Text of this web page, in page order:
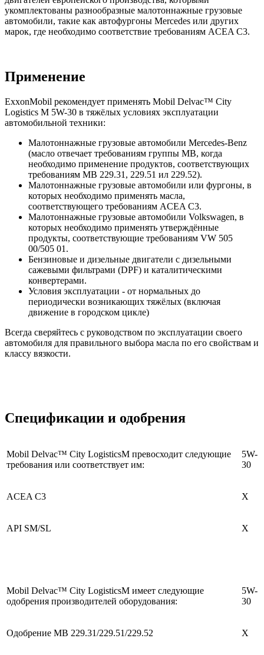
укомплектованы разнообразные малотоннажные грузовые
автомобили, такие как автофургоны Mercedes или других
марок, где необходимо соответствие требованиям ACEA C3.
Применение
ExxonMobil рекомендует применять Mobil Delvac™ City
Logistics M 5W-30 в тяжёлых условиях эксплуатации
автомобильной техники:
Малотоннажные грузовые автомобили Mercedes-Benz
(масло отвечает требованиям группы MB, когда
необходимо применение продуктов, соответствующих
требованиям MB 229.31, 229.51 ил 229.52).
Малотоннажные грузовые автомобили или фургоны, в
которых необходимо применять масла,
соответствующего требованиям ACEA C3.
Малотоннажные грузовые автомобили Volkswagen, в
которых необходимо применять утверждённые
продукты, соответствующие требованиям VW 505
00/505 01.
Бензиновые и дизельные двигатели с дизельными
сажевыми фильтрами (DPF) и каталитическими
конвертерами.
Условия эксплуатации - от нормальных до
периодически возникающих тяжёлых (включая
движение в городском цикле)
Всегда сверяйтесь с руководством по эксплуатации своего
автомобиля для правильного выбора масла по его свойствам и
классу вязкости.
Спецификации и одобрения
Mobil Delvac™ City LogisticsM превосходит следующие
требования или соответствует им:
5W-
30
ACEA C3 X
API SM/SL X
Mobil Delvac™ City LogisticsM имеет следующие
одобрения производителей оборудования:
5W-
30
Одобрение MB 229.31/229.51/229.52 X